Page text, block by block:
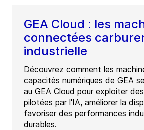
GEA Cloud : les
connectées
industrielle
Découvrez comment les
capacités numériques de GEA
au GEA Cloud pour exploiter
pilotées par l'IA, améliorer la
favoriser des performances
durables.